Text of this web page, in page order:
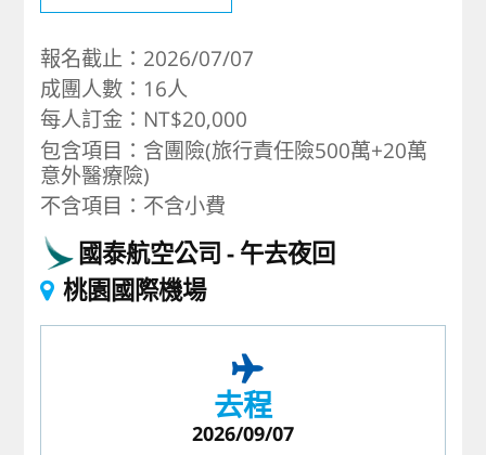
報名截止：2026/07/07
成團人數：16人
每人訂金：NT$20,000
包含項目：含團險(旅行責任險500萬+20萬
意外醫療險)
不含項目：不含小費
國泰航空公司
午去夜回
桃園國際機場
去程
2026/09/07